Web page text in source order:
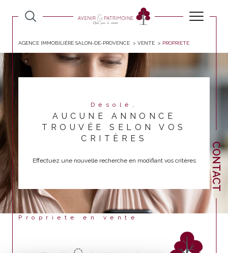
CONTACT
AGENCE IMMOBILIÈRE SALON-DE-PROVENCE VENTE PROPRIETE
Désolé,
AUCUNE ANNONCE
TROUVÉE SELON VOS
CRITÈRES
Effectuez une nouvelle recherche en modifiant vos critères
Propriete en vente